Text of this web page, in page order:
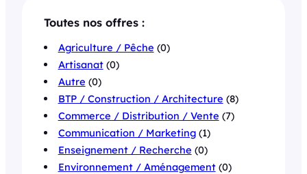
Toutes nos offres :
Agriculture / Pêche (0)
Artisanat(0)
Autre (0)
BTP / Construction / Architecture (8)
Commerce / Distribution / Vente (7)
Communication / Marketing(1)
Enseignement / Recherche (0)
Environnement / Aménagement(0)